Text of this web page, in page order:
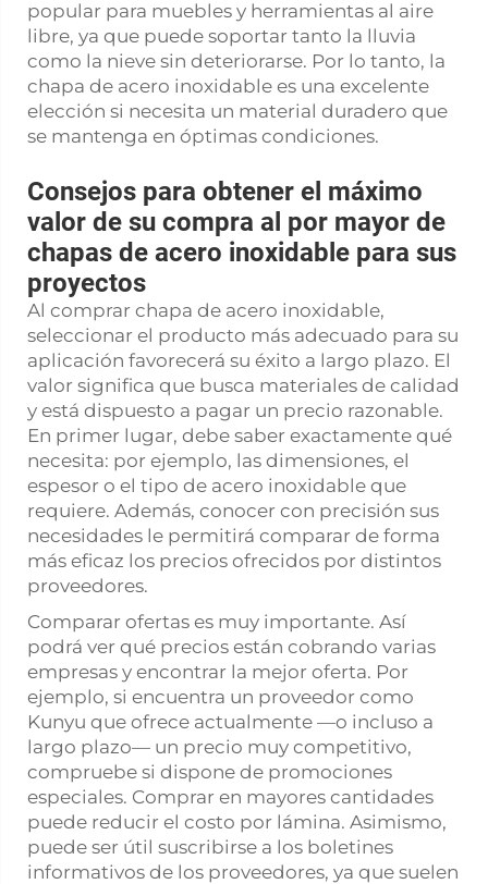
popular para muebles y herramientas al aire
libre, ya que puede soportar tanto la lluvia
como la nieve sin deteriorarse. Por lo tanto, la
chapa de acero inoxidable es una excelente
elección si necesita un material duradero que
se mantenga en óptimas condiciones.
Consejos para obtener el máximo
valor de su compra al por mayor de
chapas de acero inoxidable para sus
proyectos
Al comprar chapa de acero inoxidable,
seleccionar el producto más adecuado para su
aplicación favorecerá su éxito a largo plazo. El
valor significa que busca materiales de calidad
y está dispuesto a pagar un precio razonable.
En primer lugar, debe saber exactamente qué
necesita: por ejemplo, las dimensiones, el
espesor o el tipo de acero inoxidable que
requiere. Además, conocer con precisión sus
necesidades le permitirá comparar de forma
más eficaz los precios ofrecidos por distintos
proveedores.
Comparar ofertas es muy importante. Así
podrá ver qué precios están cobrando varias
empresas y encontrar la mejor oferta. Por
ejemplo, si encuentra un proveedor como
Kunyu que ofrece actualmente —o incluso a
largo plazo— un precio muy competitivo,
compruebe si dispone de promociones
especiales. Comprar en mayores cantidades
puede reducir el costo por lámina. Asimismo,
puede ser útil suscribirse a los boletines
informativos de los proveedores, ya que suelen